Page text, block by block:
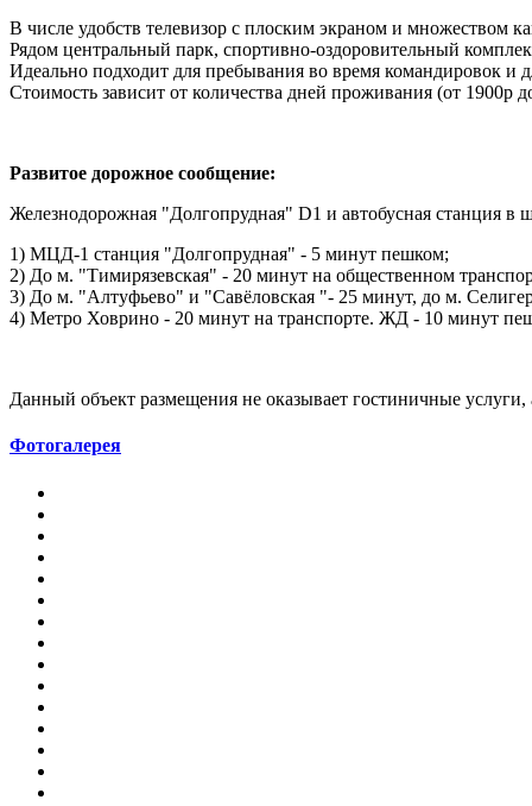
В числе удобств телевизор с плоским экраном и множеством
Рядом центральный парк, спортивно-оздоровительный
Идеально подходит для пребывания во время командировок и
Стоимость зависит от количества дней проживания (от 1900р
Развитое дорожное сообщение:
Железнодорожная "Долгопрудная" D1 и автобусная станция в
1) МЦД-1 станция "Долгопрудная" - 5 минут пешком;
2) До м. "Тимирязевская" - 20 минут на общественном
3) До м. "Алтуфьево" и "Савёловская "- 25 минут, до м.
4) Метро Ховрино - 20 минут на транспорте. ЖД - 10 минут
Данный объект размещения не оказывает гостиничные услуги,
Фотогалерея